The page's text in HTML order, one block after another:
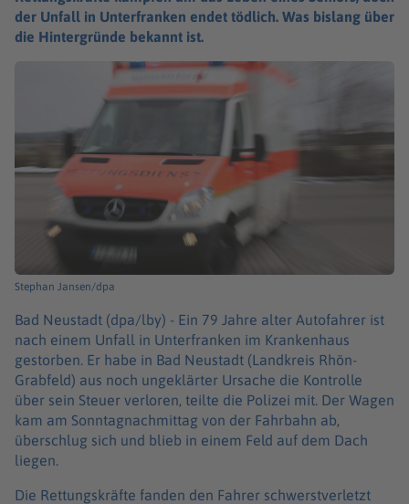
der Unfall in Unterfranken endet tödlich. Was bislang über
die Hintergründe bekannt ist.
Stephan Jansen/dpa
Bad Neustadt (dpa/lby) - Ein 79 Jahre alter Autofahrer ist
nach einem Unfall in Unterfranken im Krankenhaus
gestorben. Er habe in Bad Neustadt (Landkreis Rhön-
Grabfeld) aus noch ungeklärter Ursache die Kontrolle
über sein Steuer verloren, teilte die Polizei mit. Der Wagen
kam am Sonntagnachmittag von der Fahrbahn ab,
überschlug sich und blieb in einem Feld auf dem Dach
liegen.
Die Rettungskräfte fanden den Fahrer schwerstverletzt